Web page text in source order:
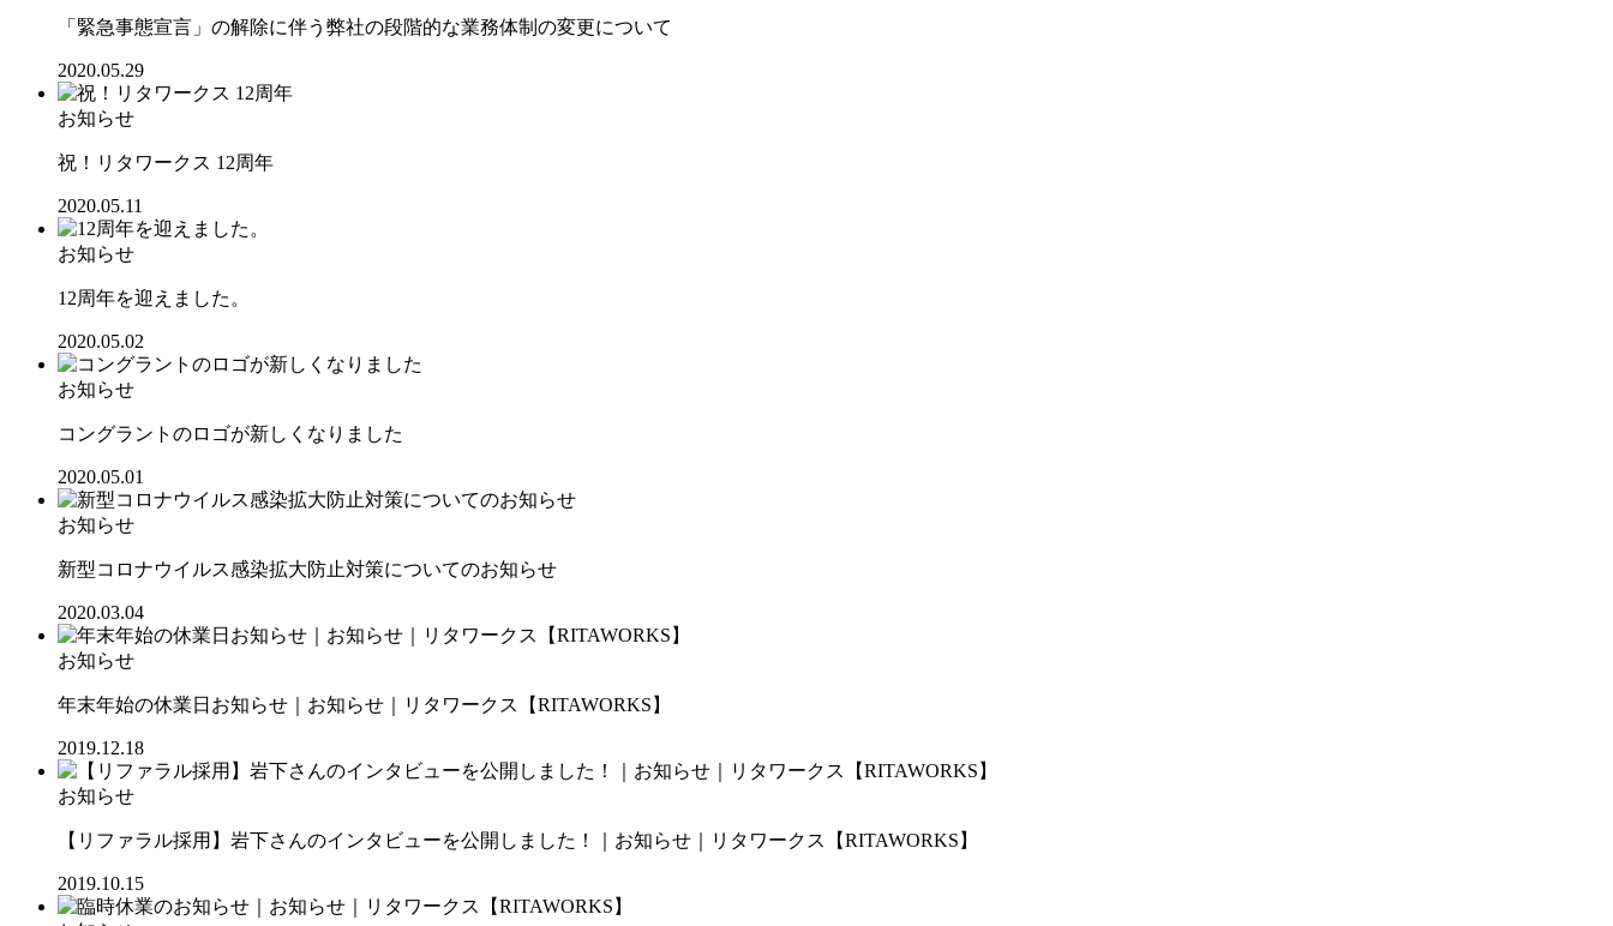
「緊急事態宣言」の解除に伴う弊社の段階的な業務体制の変更について
2020.05.29
お知らせ
祝！リタワークス 12周年
2020.05.11
お知らせ
12周年を迎えました。
2020.05.02
お知らせ
コングラントのロゴが新しくなりました
2020.05.01
お知らせ
新型コロナウイルス感染拡大防止対策についてのお知らせ
2020.03.04
お知らせ
年末年始の休業日お知らせ｜お知らせ｜リタワークス【RITAWORKS】
2019.12.18
お知らせ
【リファラル採用】岩下さんのインタビューを公開しました！｜お知らせ｜リタワークス【RITAWORKS】
2019.10.15